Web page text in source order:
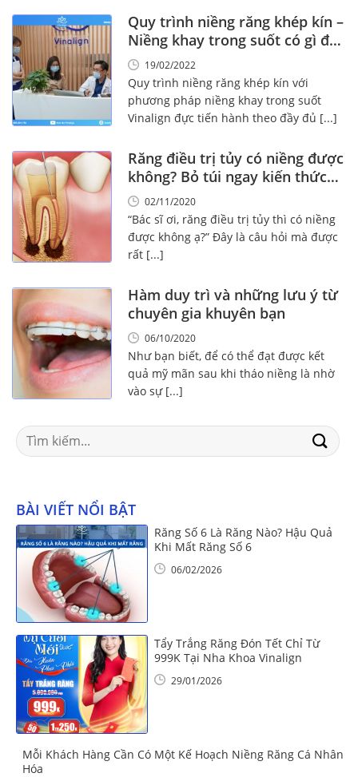
Quy trình niềng răng khép kín –
Niềng khay trong suốt có gì đặc
biệt19/02/2022
Quy trình niềng răng khép kín với
phương pháp niềng khay trong suốt
Vinalign đực tiến hành theo đầy đủ [...]
Răng điều trị tủy có niềng được
không? Bỏ túi ngay kiến thức
Vàng này!
02/11/2020
“Bác sĩ ơi, răng điều trị tủy thì có niềng
được không ạ?” Đây là câu hỏi mà được
rất [...]
Hàm duy trì và những lưu ý từ
chuyên gia khuyên bạn
06/10/2020
Như bạn biết, để có thể đạt được kết
quả mỹ mãn sau khi tháo niềng là nhờ
vào sự [...]
Search
for:
BÀI VIẾT NỔI BẬT
Răng Số 6 Là Răng Nào? Hậu Quả
Khi Mất Răng Số 6
06/02/2026
Tẩy Trắng Răng Đón Tết Chỉ Từ
999K Tại Nha Khoa Vinalign
29/01/2026
Mỗi Khách Hàng Cần Có Một Kế Hoạch Niềng Răng Cá Nhân
Hóa